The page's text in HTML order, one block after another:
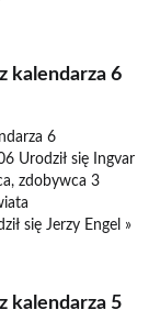
kalendarza 6
6
Urodził się Ingvar
zdobywca 3
się Jerzy Engel »
kalendarza 5